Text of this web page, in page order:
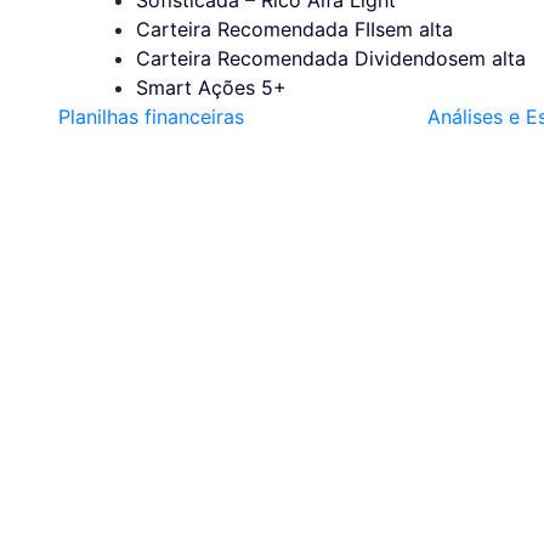
Carteira Recomendada FIIsem alta
Carteira Recomendada Dividendosem alta
Smart Ações 5+
Planilhas financeiras Análises e